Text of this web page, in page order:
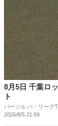
8月5日 千葉ロ
ト
パーソル パ・リーグ
2026/8/5 21:59